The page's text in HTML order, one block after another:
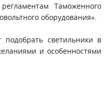
Таможенного
оборудования».
светильники в
и особенностями